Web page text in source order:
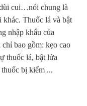
cui…nói chung là
khác. Thuốc lá và bật
nhập khẩu của
bao gồm: kẹo cao
thuốc lá, bật lửa
bị kiểm ...